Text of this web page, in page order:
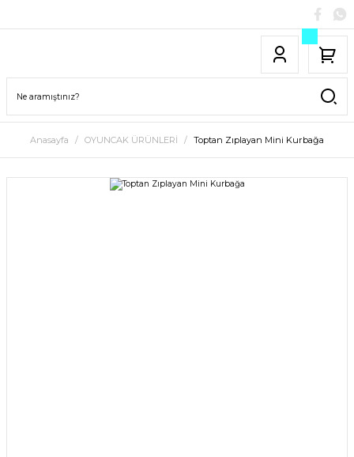
Anasayfa OYUNCAK ÜRÜNLERİ Toptan Zıplayan Mini Kurbağa